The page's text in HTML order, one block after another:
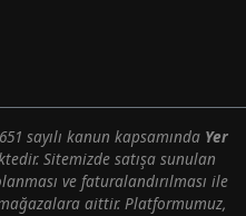
sayılı kanun kapsamında Yer
Sitemizde satışa sunulan
ve faturalandırılması ile
aittir. Platformumuz,